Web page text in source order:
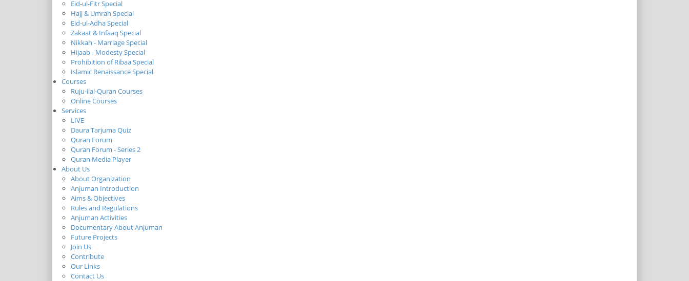
Eid-ul-Fitr Special
Hajj & Umrah Special
Eid-ul-Adha Special
Zakaat & Infaaq Special
Nikkah - Marriage Special
Hijaab - Modesty Special
Prohibition of Ribaa Special
Islamic Renaissance Special
Courses
Ruju-ilal-Quran Courses
Online Courses
Services
LIVE
Daura Tarjuma Quiz
Quran Forum
Quran Forum - Series 2
Quran Media Player
About Us
About Organization
Anjuman Introduction
Aims & Objectives
Rules and Regulations
Anjuman Activities
Documentary About Anjuman
Future Projects
Join Us
Contribute
Our Links
Contact Us